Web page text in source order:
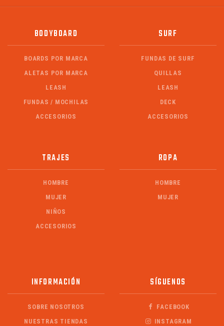
BODYBOARD
BOARDS POR MARCA
ALETAS POR MARCA
LEASH
FUNDAS / MOCHILAS
ACCESORIOS
SURF
FUNDAS DE SURF
QUILLAS
LEASH
DECK
ACCESORIOS
TRAJES
HOMBRE
MUJER
NIÑOS
ACCESORIOS
ROPA
HOMBRE
MUJER
INFORMACIÓN
SOBRE NOSOTROS
NUESTRAS TIENDAS
SÍGUENOS
FACEBOOK
INSTAGRAM